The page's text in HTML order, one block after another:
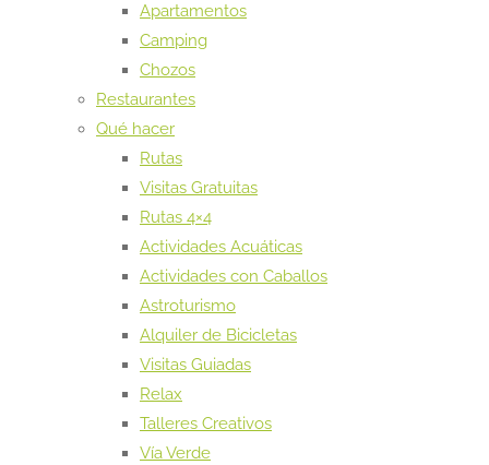
Apartamentos
Camping
Chozos
Restaurantes
Qué hacer
Rutas
Visitas Gratuitas
Rutas 4×4
Actividades Acuáticas
Actividades con Caballos
Astroturismo
Alquiler de Bicicletas
Visitas Guiadas
Relax
Talleres Creativos
Vía Verde